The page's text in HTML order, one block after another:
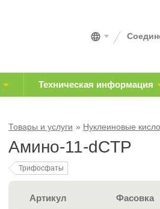
Техническая информация
Товары и услуги Нуклеиновые
Амино-11-dCTP
Трифосфаты
Артикул Фасовка